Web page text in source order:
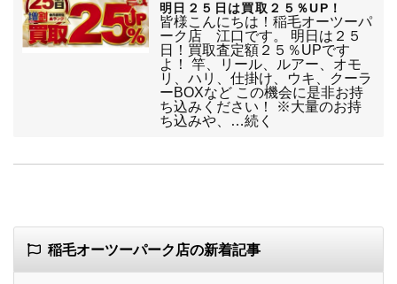
明日２５日は買取２５％UP！
皆様こんにちは！稲毛オーツーパ
ーク店 江口です。 明日は２５
日！買取査定額２５％UPです
よ！ 竿、リール、ルアー、オモ
リ、ハリ、仕掛け、ウキ、クーラ
ーBOXなど この機会に是非お持
ち込みください！ ※大量のお持
ち込みや、…続く
稲毛オーツーパーク店の新着記事